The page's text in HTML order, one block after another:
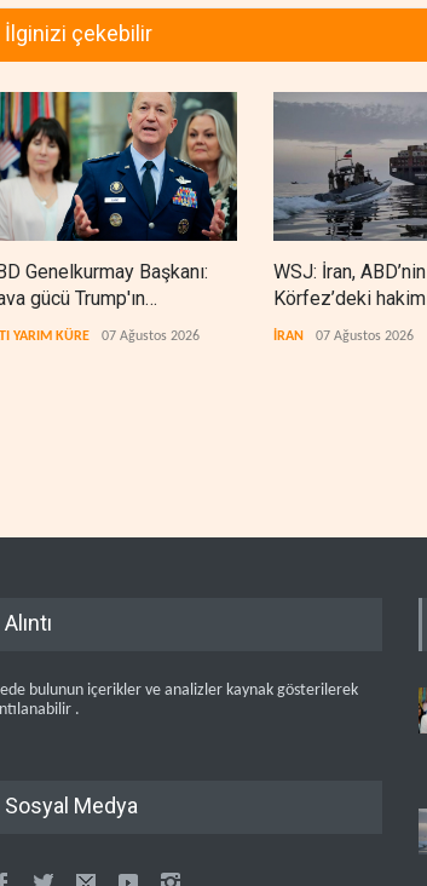
İlginizi çekebilir
Genelkurmay Başkanı:
gücü Trump'ın
yetmez
YARIM KÜRE 07 Ağustos 2026
WSJ: İran, ABD’nin
Körfez’deki
erdiriyor
İRAN 07 Ağustos 2026
Alıntı
bulunun içerikler ve analizler kaynak gösterilerek
.
Sosyal Medya